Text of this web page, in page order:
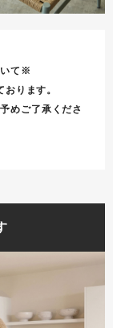
いて※
ります。
めご了承くださ